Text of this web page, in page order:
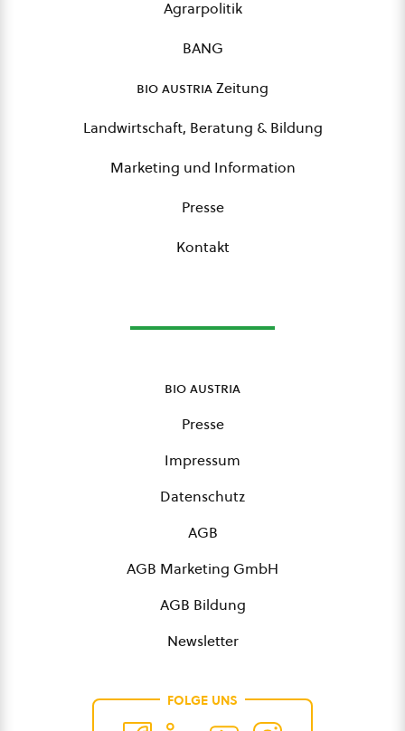
Agrarpolitik
BANG
bio austriaZeitung
Landwirtschaft, Beratung & Bildung
Marketing und Information
Presse
Kontakt
bio austria
Presse
Impressum
Datenschutz
AGB
AGB Marketing GmbH
AGB Bildung
Newsletter
FOLGE UNS